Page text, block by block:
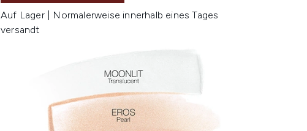
Auf Lager | Normalerweise innerhalb eines Tages
versandt